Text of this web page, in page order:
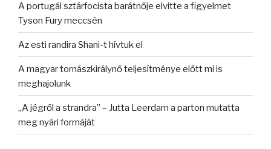
A portugál sztárfocista barátnője elvitte a figyelmet
Tyson Fury meccsén
Az esti randira Shani-t hívtuk el
A magyar tornászkirálynő teljesítménye előtt mi is
meghajolunk
„A jégről a strandra” – Jutta Leerdam a parton mutatta
meg nyári formáját